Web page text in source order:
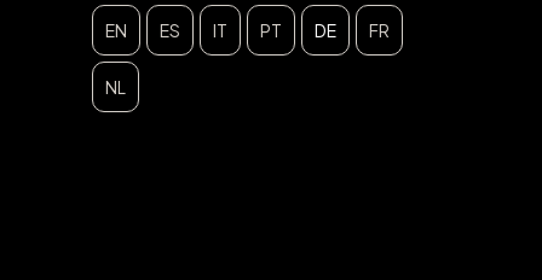
EN ES IT PT DE FR
NL